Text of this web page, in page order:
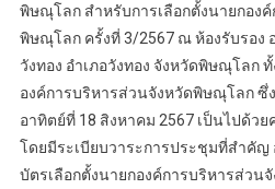
พิษณุโลก สำหรับการเลือกตั้งนายกอง
พิษณุโลก ครั้งที่ 3/2567 ณ ห้องรับรอง
วังทอง อำเภอวังทอง จังหวัดพิษณุโลก
องค์การบริหารส่วนจังหวัดพิษณุโลก ซึ่
อาทิตย์ที่ 18 สิงหาคม 2567 เป็นไปด้วย
โดยมีระเบียบวาระการประชุมที่สำคัญ
บัตรเลือกตั้งนายกองค์การบริหารส่วน